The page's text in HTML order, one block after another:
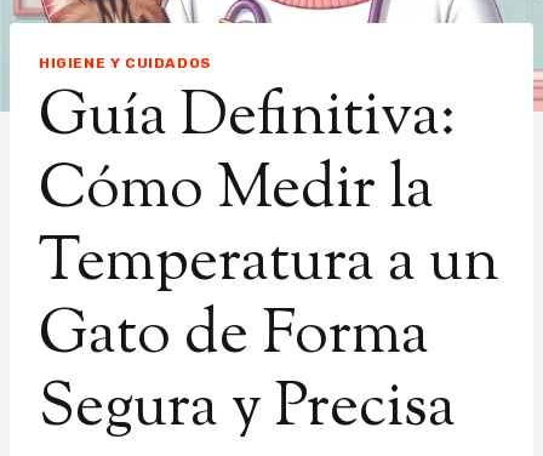
HIGIENE Y CUIDADOS
Guía Definitiva:
Cómo Medir la
Temperatura a un
Gato de Forma
Segura y Precisa